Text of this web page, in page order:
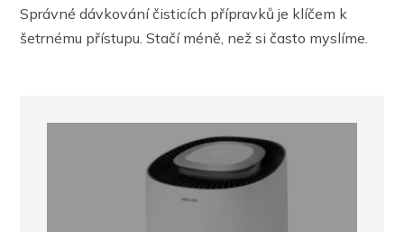
Správné dávkování čisticích přípravků je klíčem k
šetrnému přístupu. Stačí méně, než si často myslíme.